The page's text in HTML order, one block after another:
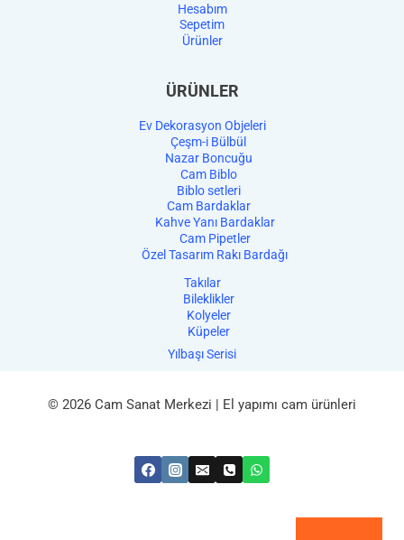
Hesabım
Sepetim
Ürünler
ÜRÜNLER
Ev Dekorasyon Objeleri
Çeşm-i Bülbül
Nazar Boncuğu
Cam Biblo
Biblo setleri
Cam Bardaklar
Kahve Yanı Bardaklar
Cam Pipetler
Özel Tasarım Rakı Bardağı
Takılar
Bileklikler
Kolyeler
Küpeler
Yılbaşı Serisi
© 2026 Cam Sanat Merkezi | El yapımı cam ürünleri